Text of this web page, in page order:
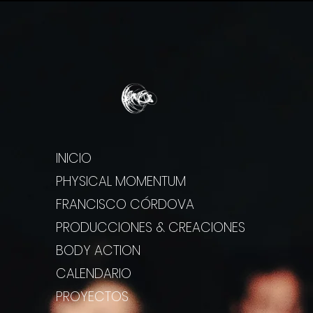
INICIO
PHYSICAL MOMENTUM
FRANCISCO CÓRDOVA
PRODUCCIONES & CREACIONES
BODY ACTION
CALENDARIO
PROYECTOS